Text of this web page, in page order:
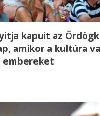
kapuit az
amikor a kultúra
embereket